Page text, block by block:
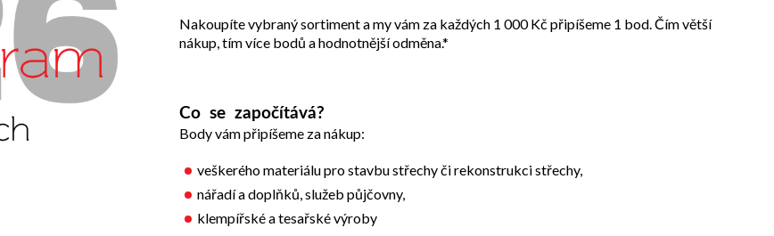
Nakoupíte vybraný sortiment a my vám za každých 1 000 Kč připíšeme 1 bod. Čím větší
nákup, tím více bodů a hodnotnější odměna.*
Co se započítává?
Body vám připíšeme za nákup:
veškerého materiálu pro stavbu střechy či rekonstrukci střechy,
nářadí a doplňků, služeb půjčovny,
klempířské a tesařské výroby